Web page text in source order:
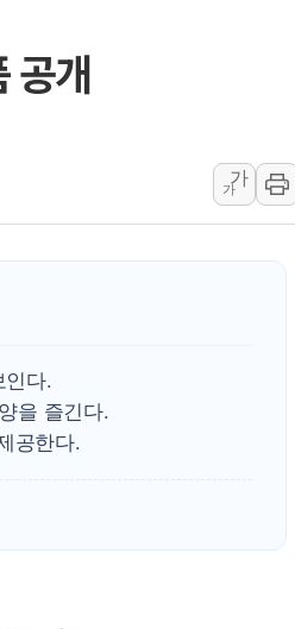
증시 개장 전 특징주...아틀라시안·
부, 미 DPAA와 MOU… "6·25 미군 실
정 정치인 측근 포항시 정책특보 내정설
"해남 태양광, 대한민국 다음 100년 밑
대통령, '6시간 마라톤 부동산 2차 회
프, 中 겨냥 폴리실리콘 관세 15% 부
동발전, 해남군에 국내 최대 규모
도증시] 중동 불안 속 유가 상승에 소폭
'폐버스 청년주택' SNS 글 역풍에 "
우디·튀르키예·파키스탄, '공동방위
공개
가
가
인다.
을 즐긴다.
공한다.